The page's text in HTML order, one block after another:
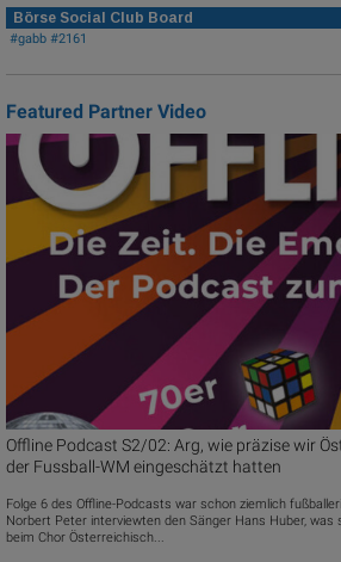
Börse Social Club Board
#gabb #2161
Featured Partner Video
Offline Podcast S2/02: Arg, wie präzise wir
der Fussball-WM eingeschätzt hatten
Folge 6 des Offline-Podcasts war schon ziemlich
Norbert Peter interviewten den Sänger Hans Huber, was
beim Chor Österreichisch...